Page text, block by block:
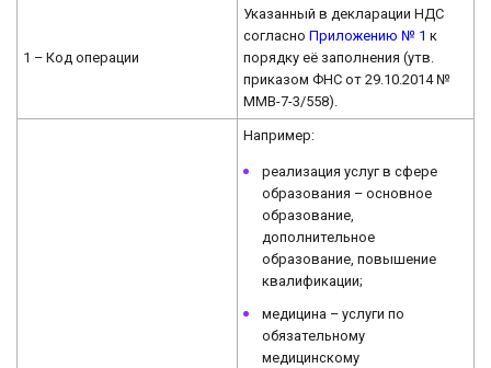
1 – Код операции
Указанный в декларации НДС
согласноПриложению № 1 к
порядку её заполнения (утв.
приказом ФНС от 29.10.2014 №
ММВ-7-3/558).
Например:
реализация услуг в сфере
образования – основное
образование,
дополнительное
образование, повышение
квалификации;
медицина – услуги по
обязательному
медицинскому